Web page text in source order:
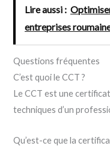
Lire aussi :
entreprises
Questions fréquentes
C’est quoi le CCT ?
Le CCT est une
techniques d’un
Qu’est-ce que la